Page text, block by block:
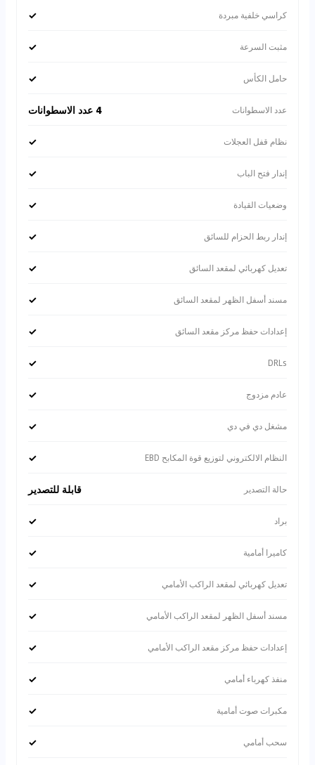
كراسي خلفية مبردة ✓
مثبت السرعة ✓
حامل الكأس ✓
عدد الاسطوانات 4 عدد الاسطوانات
نظام قفل العجلات ✓
إندار فتح الباب ✓
وضعيات القيادة ✓
إندار ربط الحزام للسائق ✓
تعديل كهربائي لمقعد السائق ✓
مسند أسفل الظهر لمقعد السائق ✓
إعدادات حفظ مركز مقعد السائق ✓
DRLs
✓
عادم مزدوج ✓
مشغل دي في دي ✓
النظام الالكتروني لتوزيع قوة المكابح EBD ✓
حالة التصدير قابلة للتصدير
براد ✓
كاميرا أمامية ✓
تعديل كهربائي لمقعد الراكب الأمامي ✓
مسند أسفل الظهر لمقعد الراكب الأمامي ✓
إعدادات حفظ مركز مقعد الراكب الأمامي ✓
منفذ كهرباء أمامي ✓
مكبرات صوت أمامية ✓
سحب أمامي ✓